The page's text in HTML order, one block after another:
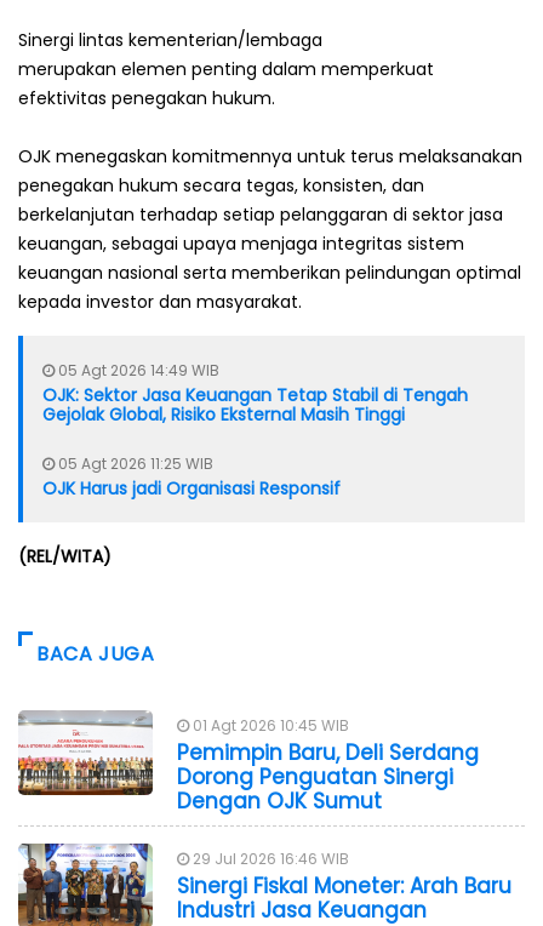
Sinergi lintas kementerian/lembaga
merupakan elemen penting dalam memperkuat
efektivitas penegakan hukum.
OJK menegaskan komitmennya untuk terus melaksanakan
penegakan hukum secara tegas, konsisten, dan
berkelanjutan terhadap setiap pelanggaran di sektor jasa
keuangan, sebagai upaya menjaga integritas sistem
keuangan nasional serta memberikan pelindungan optimal
kepada investor dan masyarakat.
05 Agt 2026 14:49 WIB
OJK: Sektor Jasa Keuangan Tetap Stabil di Tengah
Gejolak Global, Risiko Eksternal Masih Tinggi
05 Agt 2026 11:25 WIB
OJK Harus jadi Organisasi Responsif
(REL/WITA)
BACA JUGA
01 Agt 2026 10:45 WIB
Pemimpin Baru, Deli Serdang
Dorong Penguatan Sinergi
Dengan OJK Sumut
29 Jul 2026 16:46 WIB
Sinergi Fiskal Moneter: Arah Baru
Industri Jasa Keuangan